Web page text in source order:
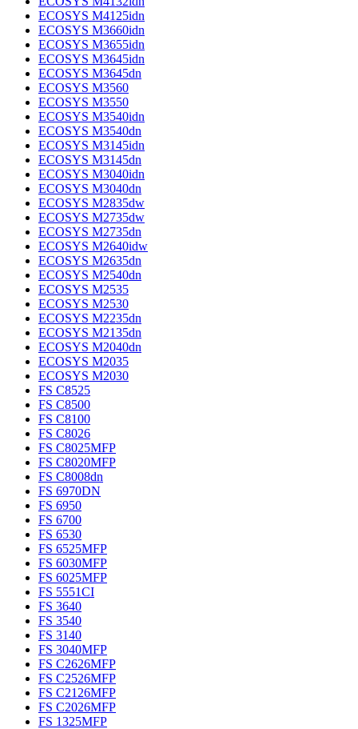
ECOSYS M4125idn
ECOSYS M3660idn
ECOSYS M3655idn
ECOSYS M3645idn
ECOSYS M3645dn
ECOSYS M3560
ECOSYS M3550
ECOSYS M3540idn
ECOSYS M3540dn
ECOSYS M3145idn
ECOSYS M3145dn
ECOSYS M3040idn
ECOSYS M3040dn
ECOSYS M2835dw
ECOSYS M2735dw
ECOSYS M2735dn
ECOSYS M2640idw
ECOSYS M2635dn
ECOSYS M2540dn
ECOSYS M2535
ECOSYS M2530
ECOSYS M2235dn
ECOSYS M2135dn
ECOSYS M2040dn
ECOSYS M2035
ECOSYS M2030
FS C8525
FS C8500
FS C8100
FS C8026
FS C8025MFP
FS C8020MFP
FS C8008dn
FS 6970DN
FS 6950
FS 6700
FS 6530
FS 6525MFP
FS 6030MFP
FS 6025MFP
FS 5551CI
FS 3640
FS 3540
FS 3140
FS 3040MFP
FS C2626MFP
FS C2526MFP
FS C2126MFP
FS C2026MFP
FS 1325MFP